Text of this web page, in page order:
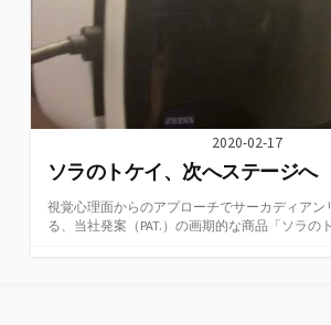
2020-02-17
ソラのトケイ、次へステージへ
視覚心理面からのアプローチでサーカディアン
る、当社発案（PAT.）の画期的な商品「ソラの